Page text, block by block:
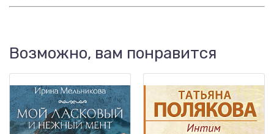
Возможно, вам понравится